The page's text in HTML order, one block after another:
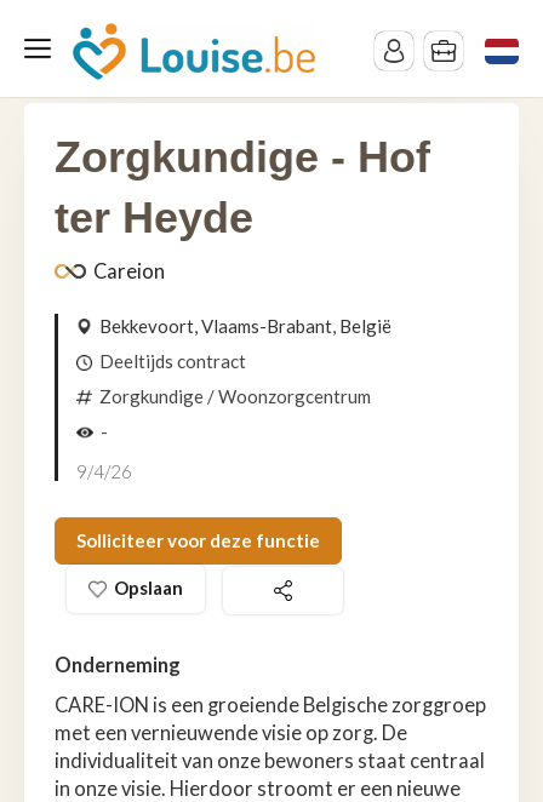
Zorgkundige - Hof
ter Heyde
Careion
Bekkevoort, Vlaams-Brabant, België
Deeltijds contract
Zorgkundige / Woonzorgcentrum
-
9/4/26
Solliciteer voor deze functie
Opslaan
Onderneming
CARE-ION is een groeiende Belgische zorggroep
met een vernieuwende visie op zorg. De
individualiteit van onze bewoners staat centraal
in onze visie. Hierdoor stroomt er een nieuwe